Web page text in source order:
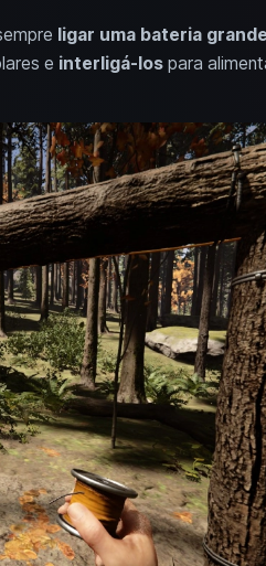
ligar uma bateria grande
e interligá-lospara